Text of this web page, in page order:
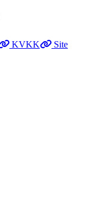
KVKK
Site